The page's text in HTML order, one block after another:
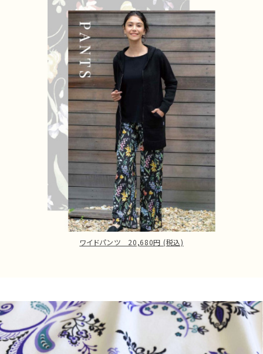
ワイドパンツ 20,680円 (税込)